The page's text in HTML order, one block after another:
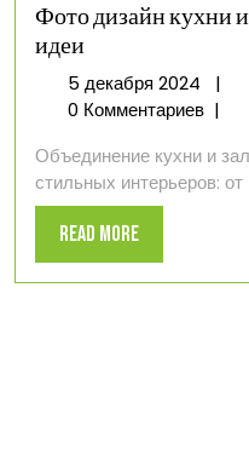
Фото дизайн кухни
идеи
5 декабря 20245
|
0 Комментариев |
Объединение кухни и
стильных интерьеров:
Read MoreRead
More